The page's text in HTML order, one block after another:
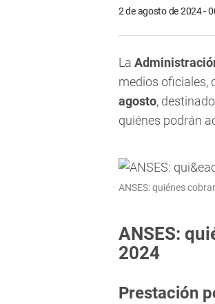
2 de agosto de 2024 -
La
medios oficiales,
agosto,
quiénes podrán
ANSES: quiénes
ANSES:
2024
Prestación